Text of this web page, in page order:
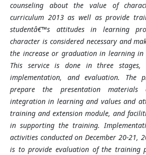
counseling about the value of
curriculum 2013 as well as provide
studentâ€™s attitudes in learning
character is considered necessary and
the increase or graduation in learning in
This service is done inthree stages,
implementation, and evaluation. The
prepare the presentation materials
integration in learning and valuesand
training and extension module, and
in supporting the training.
activities conducted on December 20-21,
is to provide evaluation of the training